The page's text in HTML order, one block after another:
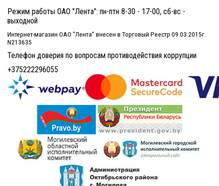
Режим работы ОАО "Лента": пн-птн 8-30 - 17-00, сб-вс -
выходной
Интернет-магазин ОАО "Лента" внесен в Торговый Реестр 09.03.2015г.
N213635
Телефон доверия по вопросам противодействия коррупции
+375222296055